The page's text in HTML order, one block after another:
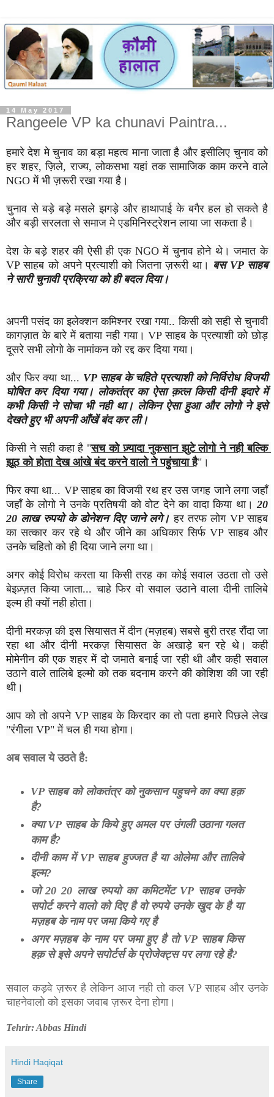
14 May 2017
Rangeele VP ka chunavi Paintra...
हमारे देश मे चुनाव का बड़ा महत्व माना जाता है और इसीलिए चुनाव को
हर शहर, ज़िले, राज्य, लोकसभा यहां तक सामाजिक काम करने वाले
NGO में भी ज़रूरी रखा गया है।
चुनाव से बड़े बड़े मसले झगड़े और हाथापाई के बगैर हल हो सकते है
और बड़ी सरलता से समाज मे एडमिनिस्ट्रेशन लाया जा सकता है।
देश के बड़े शहर की ऐसी ही एक NGO में चुनाव होने थे। जमात के
VP साहब को अपने प्रत्याशी को जितना ज़रूरी था। बस VP साहब
ने सारी चुनावी प्रक्रिया को ही बदल दिया।
अपनी पसंद का इलेक्शन कमिश्नर रखा गया.. किसी को सही से चुनावी
कागज़ात के बारे में बताया नही गया। VP साहब के प्रत्याशी को छोड़
दूसरे सभी लोगो के नामांकन को रद्द कर दिया गया।
और फिर क्या था... VP साहब के चहिते प्रत्याशी को निर्विरोध विजयी
घोषित कर दिया गया। लोकतंत्र का ऐसा क़त्ल किसी दीनी इदारे में
कभी किसी ने सोचा भी नही था। लेकिन ऐसा हुआ और लोगो ने इसे
देखते हुए भी अपनी आँखें बंद कर ली।
किसी ने सही कहा है "सच को ज़्यादा नुकसान झुटे लोगो ने नही बल्कि
झूठ को होता देख आंखे बंद करने वालो ने पहुंचाया है"।
फिर क्या था... VP साहब का विजयी रथ हर उस जगह जाने लगा जहाँ
जहाँ के लोगो ने उनके प्रतिषयी को वोट देने का वादा किया था। 20
20 लाख रुपयो के डोनेशन दिए जाने लगे। हर तरफ लोग VP साहब
का सत्कार कर रहे थे और जीने का अधिकार सिर्फ VP साहब और
उनके चहितो को ही दिया जाने लगा था।
अगर कोई विरोध करता या किसी तरह का कोई सवाल उठता तो उसे
बेइज़्ज़त किया जाता... चाहे फिर वो सवाल उठाने वाला दीनी तालिबे
इल्म ही क्यों नही होता।
दीनी मरकज़ की इस सियासत में दीन (मज़हब) सबसे बुरी तरह रौंदा जा
रहा था और दीनी मरकज़ सियासत के अखाड़े बन रहे थे। कही
मोमेनीन की एक शहर में दो जमाते बनाई जा रही थी और कही सवाल
उठाने वाले तालिबे इल्मो को तक बदनाम करने की कोशिश की जा रही
थी।
आप को तो अपने VP साहब के किरदार का तो पता हमारे पिछले लेख
"रंगीला VP" में चल ही गया होगा।
अब सवाल ये उठते है:
VP साहब को लोकतंत्र को नुकसान पहुचने का क्या हक़
है?
क्या VP साहब के किये हुए अमल पर उंगली उठाना गलत
काम है?
दीनी काम में VP साहब हुज्जत है या ओलेमा और तालिबे
इल्म?
जो 20 20 लाख रुपयो का कमिटमेंट VP साहब उनके
सपोर्ट करने वालो को दिए है वो रुपये उनके खुद के है या
मज़हब के नाम पर जमा किये गए है
अगर मज़हब के नाम पर जमा हुए है तो VP साहब किस
हक़ से इसे अपने सपोर्टर्स के प्रोजेक्ट्स पर लगा रहे है?
सवाल कड़वे ज़रूर है लेकिन आज नही तो कल VP साहब और उनके
चाहनेवालो को इसका जवाब ज़रूर देना होगा।
Tehrir: Abbas Hindi
Hindi Haqiqat
Share